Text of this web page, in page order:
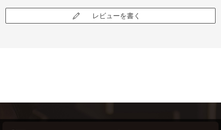
レビューを書く